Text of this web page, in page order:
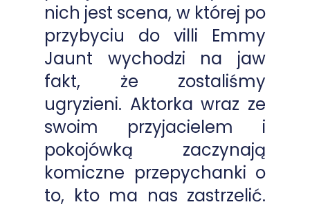
nich jest scena, w której po
przybyciu do villi Emmy
Jaunt wychodzi na jaw
fakt, że zostaliśmy
ugryzieni. Aktorka wraz ze
swoim przyjacielem i
pokojówką zaczynają
komiczne przepychanki o
to, kto ma nas zastrzelić.